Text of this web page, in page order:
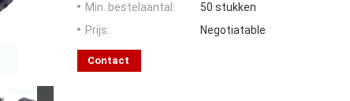
Min. bestelaantal:
50 stukken
Prijs:
Negotiatable
Contact